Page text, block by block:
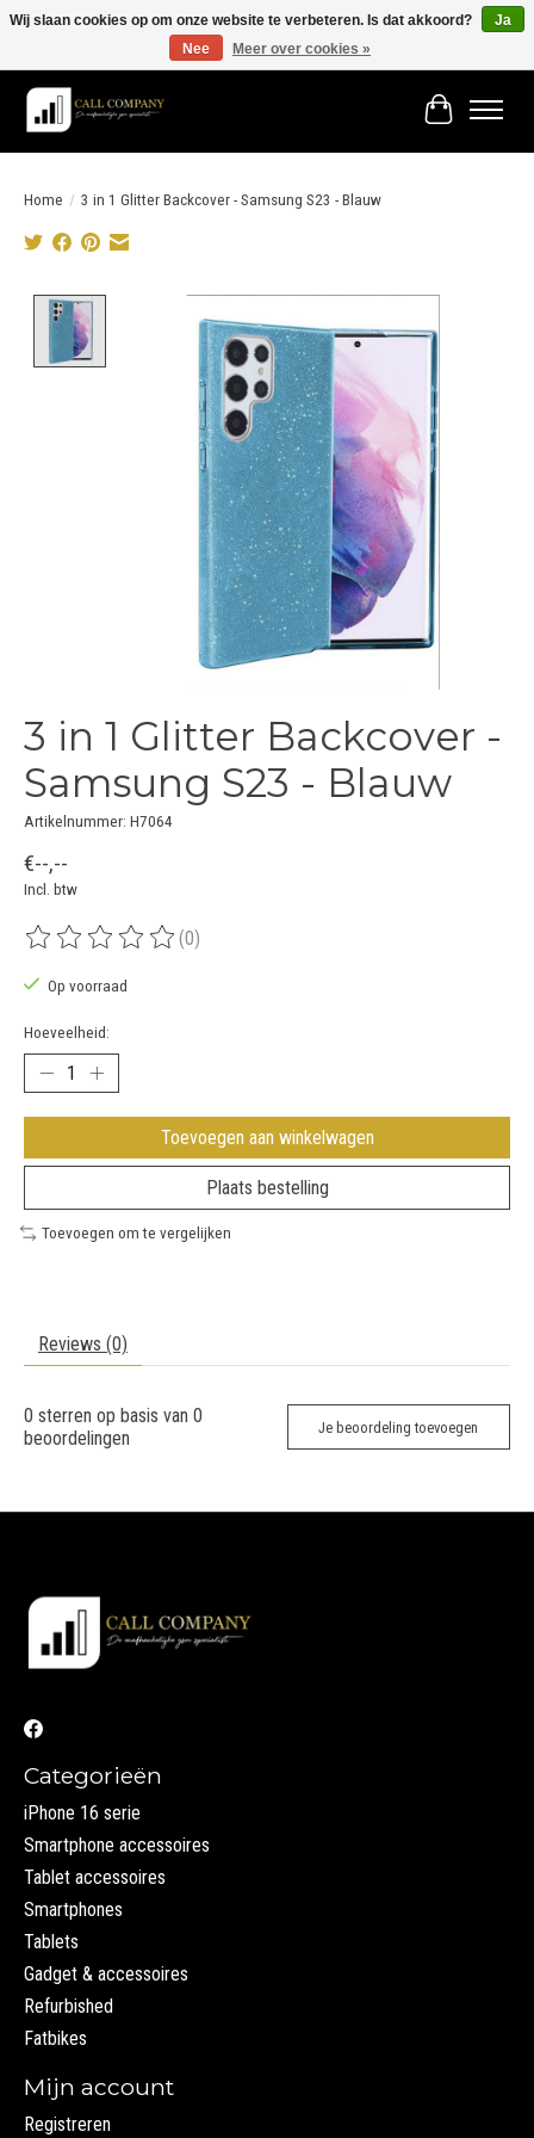
Vóór 19:00 besteld morgen in huis!
Winkelwagen
Home / 3 in 1 Glitter Backcover - Samsung S23 - Blauw
3 in 1 Glitter Backcover -
Samsung S23 - Blauw
Artikelnummer: H7064
€--,--
Incl. btw
De beoordeling van dit product is
(0)
Op voorraad
Hoeveelheid:
Toevoegen aan winkelwagen
Plaats bestelling
Toevoegen om te vergelijken
Reviews (0)
0 sterren op basis van 0
beoordelingen
Je beoordeling toevoegen
Categorieën
iPhone 16 serie
Smartphone accessoires
Tablet accessoires
Smartphones
Tablets
Gadget & accessoires
Refurbished
Fatbikes
Mijn account
Registreren
Wij slaan cookies op om onze website te verbeteren. Is dat akkoord?
Ja
Nee
Meer over cookies »